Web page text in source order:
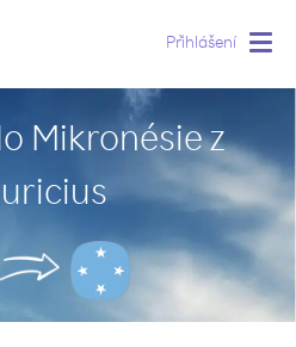
Přihlášení
Mikronésie z